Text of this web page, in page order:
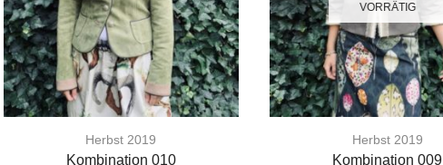
Herbst 2019
Kombination 010
VORRÄTIG
Herbst 2019
Kombination 009